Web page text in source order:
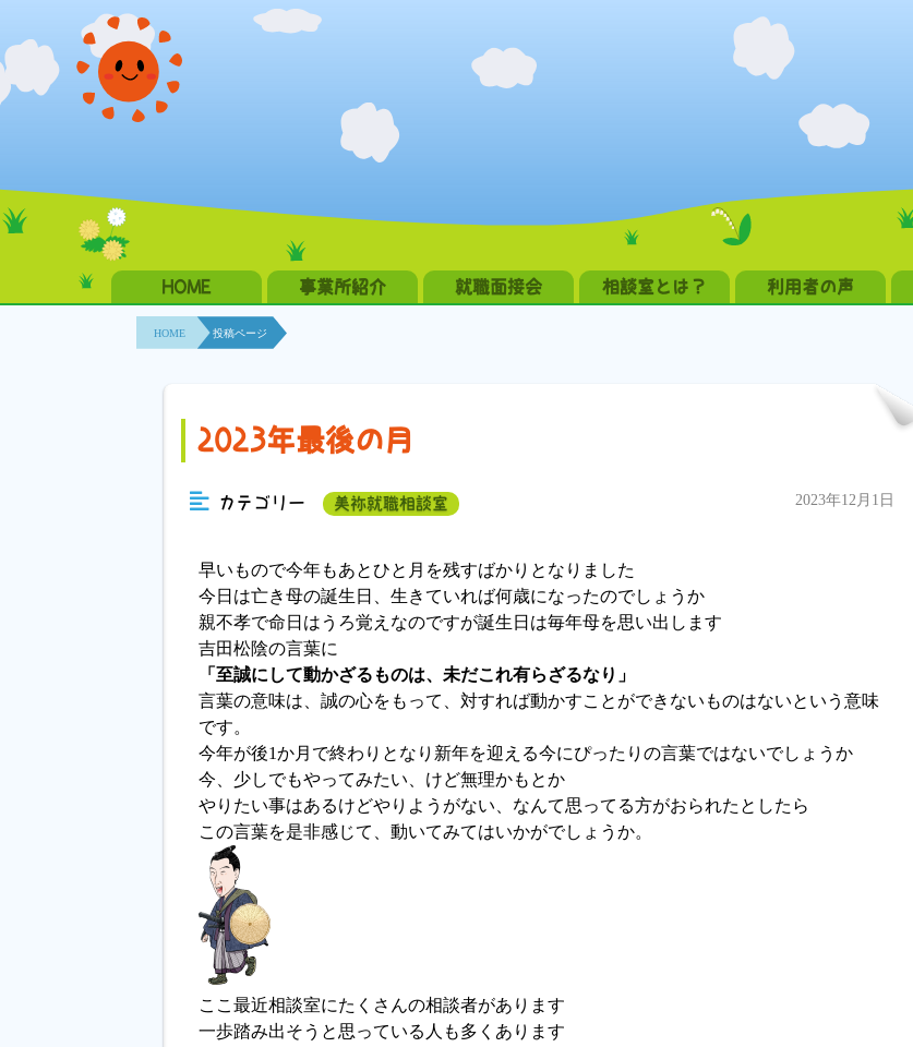
HOME 事業所紹介 就職面接会 相談室とは？ 利用者の声
HOME 投稿ページ
2023年最後の月
カテゴリー 美祢就職相談室 2023年12月1日
早いもので今年もあとひと月を残すばかりとなりました
今日は亡き母の誕生日、生きていれば何歳になったのでしょうか
親不孝で命日はうろ覚えなのですが誕生日は毎年母を思い出します
吉田松陰の言葉に
「至誠にして動かざるものは、未だこれ有らざるなり」
言葉の意味は、誠の心をもって、対すれば動かすことができないものはないという意味
です。
今年が後1か月で終わりとなり新年を迎える今にぴったりの言葉ではないでしょうか
今、少しでもやってみたい、けど無理かもとか
やりたい事はあるけどやりようがない、なんて思ってる方がおられたとしたら
この言葉を是非感じて、動いてみてはいかがでしょうか。
ここ最近相談室にたくさんの相談者があります
一歩踏み出そうと思っている人も多くあります